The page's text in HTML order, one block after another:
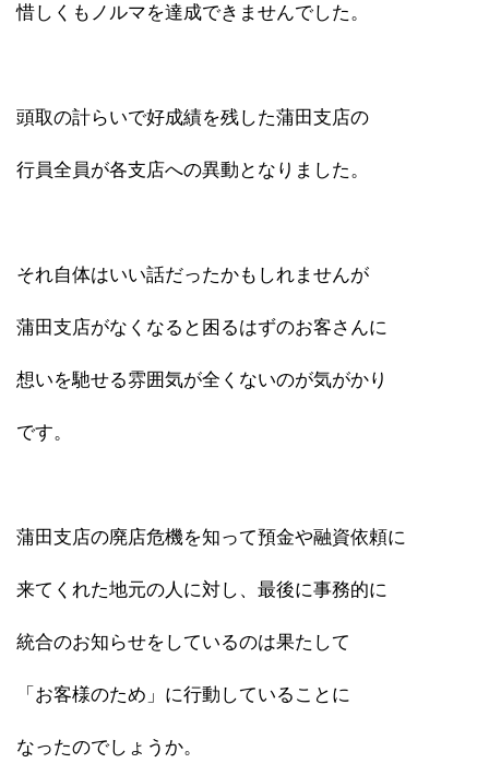
惜しくもノルマを達成できませんでした。
頭取の計らいで好成績を残した蒲田支店の
行員全員が各支店への異動となりました。
それ自体はいい話だったかもしれませんが
蒲田支店がなくなると困るはずのお客さんに
想いを馳せる雰囲気が全くないのが気がかり
です。
蒲田支店の廃店危機を知って預金や融資依頼に
来てくれた地元の人に対し、最後に事務的に
統合のお知らせをしているのは果たして
「お客様のため」に行動していることに
なったのでしょうか。